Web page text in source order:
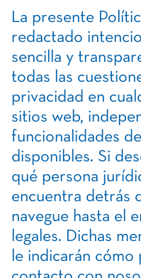
La presente
redactado
sencilla y
todas las
privacidad en
sitios web,
funcionalidades
disponibles. Si
qué persona
encuentra detrás
navegue hasta el
legales. Dichas
le indicarán